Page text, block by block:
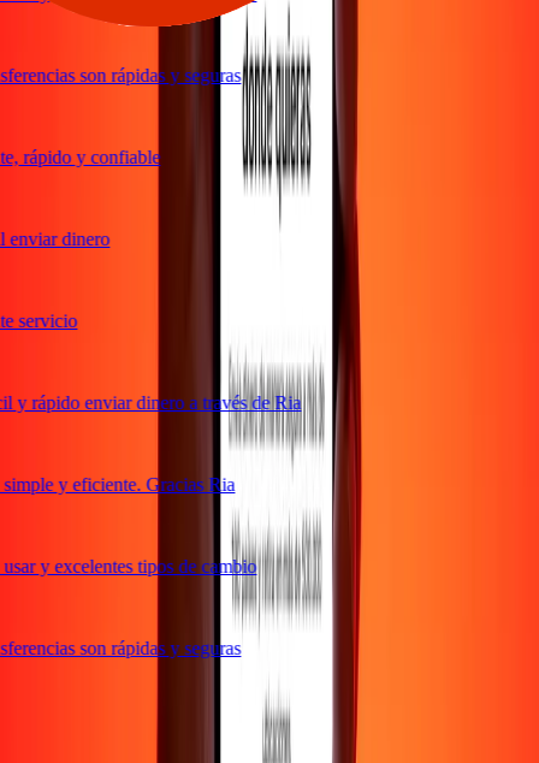
son rápidas y seguras
rápido y confiable
dinero
servicio
rápido enviar dinero a través de Ria
y eficiente. Gracias Ria
y excelentes tipos de cambio
son rápidas y seguras